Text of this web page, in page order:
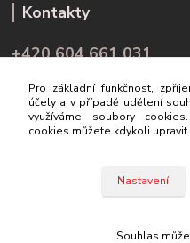
Kontakty
+420 604 661 031
info@rodex.cz
©
Pro základní funkčnost,
účely a v případě udělení
využíváme soubory
cookies můžete kdykoli
Nastavení
Souhlas